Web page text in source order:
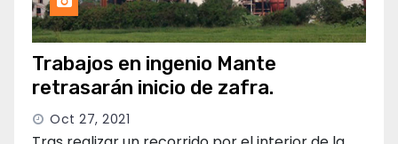
Trabajos en ingenio Mante
retrasarán inicio de zafra.
Oct 27, 2021